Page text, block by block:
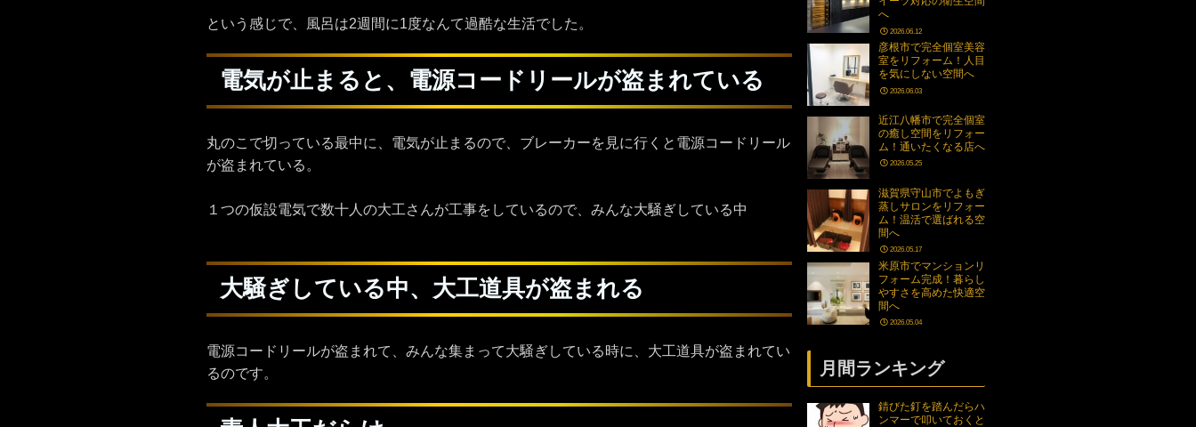
という感じで、風呂は2週間に1度なんて過酷な生活でした。
電気が止まると、電源コードリールが盗まれている
丸のこで切っている最中に、電気が止まるので、ブレーカーを見に行くと電源コードリール
が盗まれている。
１つの仮設電気で数十人の大工さんが工事をしているので、みんな大騒ぎしている中
大騒ぎしている中、大工道具が盗まれる
電源コードリールが盗まれて、みんな集まって大騒ぎしている時に、大工道具が盗まれてい
るのです。
へ
2026.06.12
彦根市で完全個室美容
室をリフォーム！人目
を気にしない空間へ
2026.06.03
近江八幡市で完全個室
の癒し空間をリフォー
ム！通いたくなる店へ
2026.05.25
滋賀県守山市でよもぎ
蒸しサロンをリフォー
ム！温活で選ばれる空
間へ
2026.05.17
米原市でマンションリ
フォーム完成！暮らし
やすさを高めた快適空
間へ
2026.05.04
月間ランキング
錆びた釘を踏んだらハ
ンマーで叩いておくと